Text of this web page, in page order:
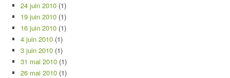
24 juin 2010 (1)
19 juin 2010 (1)
16 juin 2010 (1)
4 juin 2010 (1)
3 juin 2010 (1)
31 mai 2010 (1)
26 mai 2010 (1)